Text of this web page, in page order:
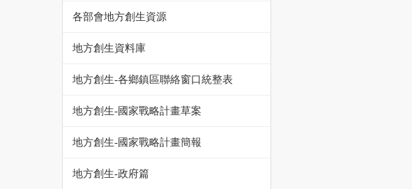
各部會地方創生資源
地方創生資料庫
地方創生-各鄉鎮區聯絡窗口統整表
地方創生-國家戰略計畫草案
地方創生-國家戰略計畫簡報
地方創生-政府篇